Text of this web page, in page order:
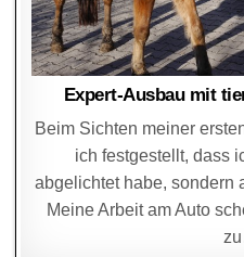
Expert-Ausbau mit
Beim Sichten meiner
ich festgestellt, dass
abgelichtet habe, sondern
Meine Arbeit am Auto